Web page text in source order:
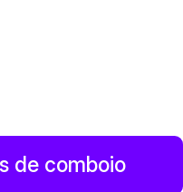
de comboio